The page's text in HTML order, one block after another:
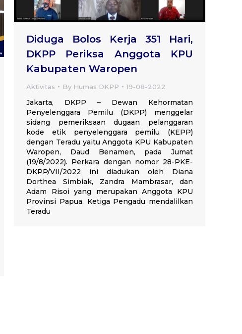
Diduga Bolos Kerja 351 Hari,
DKPP Periksa Anggota KPU
Kabupaten Waropen
Aktivitas By Humas DKPP 19-08-2022
Jakarta, DKPP – Dewan Kehormatan
Penyelenggara Pemilu (DKPP) menggelar
sidang pemeriksaan dugaan pelanggaran
kode etik penyelenggara pemilu (KEPP)
dengan Teradu yaitu Anggota KPU Kabupaten
Waropen, Daud Benamen, pada Jumat
(19/8/2022). Perkara dengan nomor 28-PKE-
DKPP/VII/2022 ini diadukan oleh Diana
Dorthea Simbiak, Zandra Mambrasar, dan
Adam Risoi yang merupakan Anggota KPU
Provinsi Papua. Ketiga Pengadu mendalilkan
Teradu